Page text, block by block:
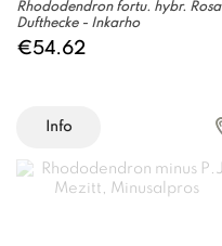
Rhododendron fortu. hybr. Rosa
Dufthecke - Inkarho
€54.62
Info